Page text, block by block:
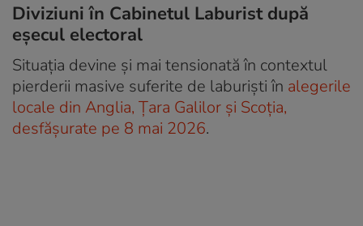
Diviziuni în Cabinetul Laburist după
eșecul electoral
Situația devine și mai tensionată în contextul
pierderii masive suferite de laburiști în alegerile
locale din Anglia, Țara Galilor și Scoția,
desfășurate pe 8 mai 2026.